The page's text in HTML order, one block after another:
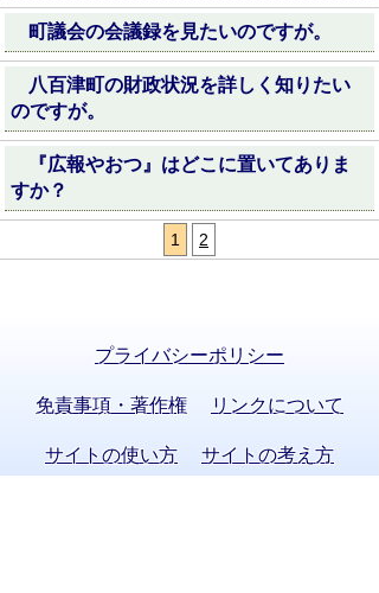
町議会の会議録を見たいのですが。
八百津町の財政状況を詳しく知りたい
のですが。
『広報やおつ』はどこに置いてありま
すか？
1 2
プライバシーポリシー
免責事項・著作権 リンクについて
サイトの使い方 サイトの考え方